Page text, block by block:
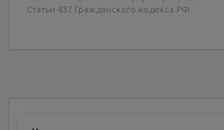
Статьи 437 Гражданского кодекса РФ.